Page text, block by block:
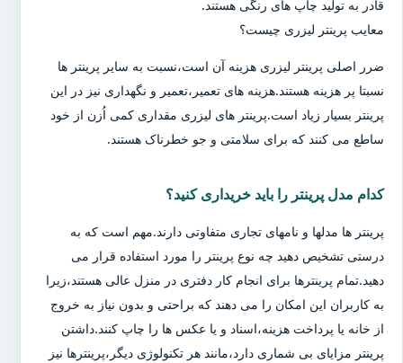
قادر به تولید چاپ های رنگی هستند.
معایب پرینتر لیزری چیست؟
ضرر اصلی پرینتر لیزری هزینه آن است،نسبت به سایر پرینتر ها
نسبتا پر هزینه هستند.هزینه های تعمیر،تعمیر و نگهداری نیز در این
پرینتر بسیار زیاد است.پرینتر های لیزری مقداری کمی اُزن از خود
ساطع می کنند که برای سلامتی و جو خطرناک هستند.
کدام مدل پرینتر را باید خریداری کنید؟
پرینتر ها مدلها و نامهای تجاری متفاوتی دارند.مهم است که به
درستی تشخیص دهید چه نوع پرینتر را مورد استفاده قرار می
دهید.تمام پرینترها برای انجام کار دفتری در منزل عالی هستند،زیرا
به کاربران این امکان را می دهند که براحتی و بدون نیاز به خروج
از خانه یا پرداخت هزینه،اسناد و یا عکس ها را چاپ کنند.داشتن
پرینتر مزایای بی شماری دارد،مانند هر تکنولوژی دیگر،پرینترها نیز